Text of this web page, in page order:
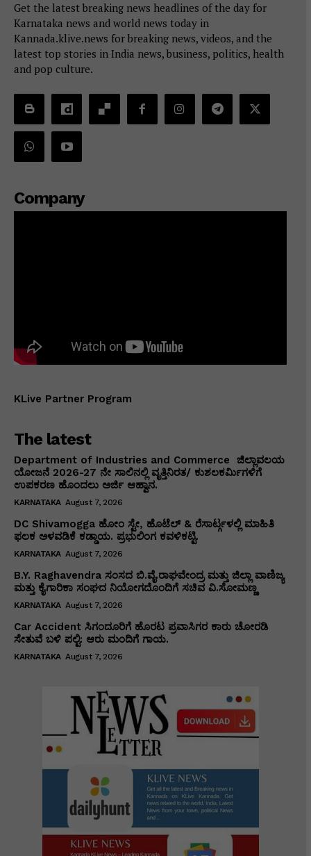
Get the latest breaking news headlines of the day for
Karnataka news and world news today in
Kannada.klive.news for breaking news, videos, and the
latest top stories in India news, business, politics, health
and pop culture.
Company
KLive Partner Program
The latest
Department of Industries and Commerce ಜಿಲ್ಲಾವಲಯ
ಯೋಜನೆ 2026-27 ನೇ ಸಾಲಿನಲ್ಲಿ ವೃತ್ತಿನಿರತ/ ಕುಶಲಕರ್ಮಿಗಳಿಗೆ
ಉಪಕರಣ ಹೊಂದಲು ಅರ್ಜಿ ಆಹ್ವಾನ.
KARNATAKA August 7, 2026
DC Shivamogga ಹೋಂ ಸ್ಟೇ, ಹೊಟೆಲ್ & ರೆಸಾರ್ಟ್ಗಳಲ್ಲಿ ಮಾಹಿತಿ
ಫಲಕ ಅಳವಡಿಕೆ ಕಡ್ಡಾಯ. ಪ್ರಭುಲಿಂಗ ಕವಳಿಕಟ್ಟಿ.
KARNATAKA August 7, 2026
B.Y. Raghavendra ಸಂಸದ ಬಿ.ವೈ.ರಾಘವೇಂದ್ರ ಮತ್ತು ಜಿಲ್ಲಾ ವಾಣಿಜ್ಯ
ಮತ್ತು ಕೈಗಾರಿಕಾ ಸಂಘದ ನಿಯೋಗದೊಂದಿಗೆ ಸಚಿವ ವಿ‌.ಸೋಮಣ್ಣ
KARNATAKA August 7, 2026
Car Accident ಸಿಗಂದೂರಿಗೆ ಹೊರಟ ಪ್ರವಾಸಿಗರ ಕಾರು ಚೋರಡಿ
ಸೇತುವೆ ಬಳಿ ಪಲ್ಟಿ: ಆರು ಮಂದಿಗೆ ಗಾಯ.
KARNATAKA August 7, 2026